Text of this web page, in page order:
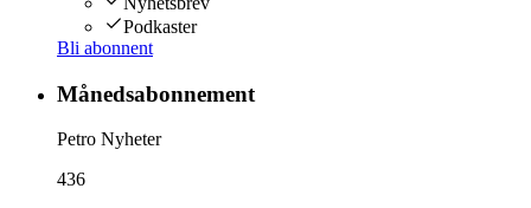
Podkaster
Bli abonnent
Månedsabonnement
Petro Nyheter
436